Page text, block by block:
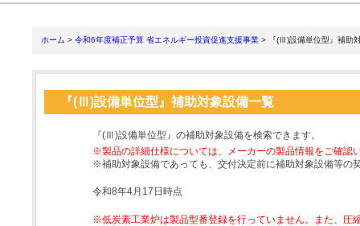
ホーム > 令和6年度補正予算 省エネルギー投資促進支援事業 > 『(Ⅲ)設備単位型』補助
『(Ⅲ)設備単位型』補助対象設備一覧
『(Ⅲ)設備単位型』の補助対象設備を検索できます。
※製品の詳細仕様については、メーカーの製品情報をご確認
※補助対象設備であっても、交付決定前に補助対象設備等の
令和8年4月17日時点
※低炭素工業炉は製品型番登録を行っていません。また、圧